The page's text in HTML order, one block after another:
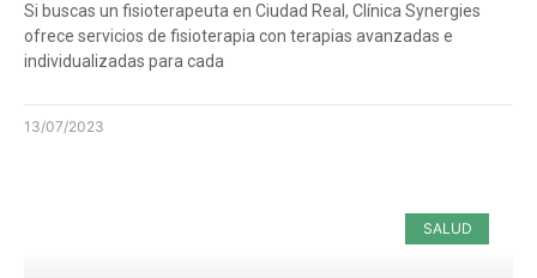
Si buscas un fisioterapeuta en Ciudad Real, Clínica Synergies
ofrece servicios de fisioterapia con terapias avanzadas e
individualizadas para cada
13/07/2023
SALUD